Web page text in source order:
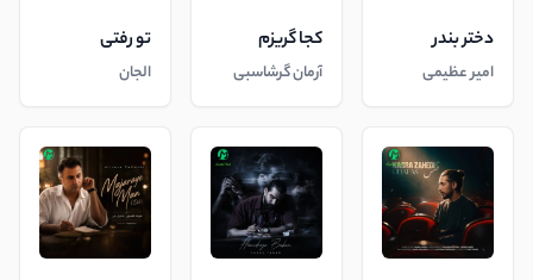
دختر بندر
امیر عظیمی
کجا گریزم
آرمان گرشاسبی
تو رفتی
الجان